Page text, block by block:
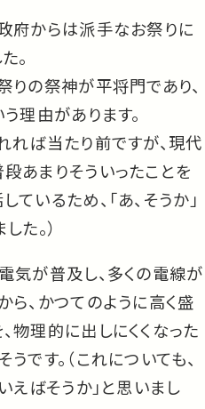
府からは派手なお祭りに
。
りの祭神が平将門であり、
理由があります。
れば当たり前ですが、現代
あまりそういったことを
いるため、「あ、そうか」
た。）
気が普及し、多くの電線が
ら、かつてのように高く盛
物理的に出しにくくなった
です。（これについても、
えばそうか」と思いまし